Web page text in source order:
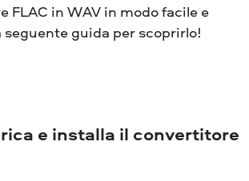
FLAC in WAV in modo facile e
seguente guida per scoprirlo!
e installa il convertitore